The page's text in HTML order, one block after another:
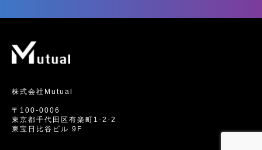
株式会社Mutual
〒100-0006
東京都千代田区有楽町1-2-2
東宝日比谷ビル 9F